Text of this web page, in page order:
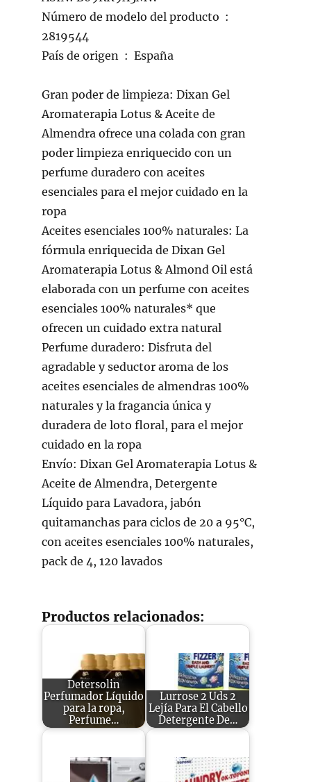
Número de modelo del producto ‏ : ‎
2819544
País de origen ‏ : ‎ España
Gran poder de limpieza: Dixan Gel
Aromaterapia Lotus & Aceite de
Almendra ofrece una colada con gran
poder limpieza enriquecido con un
perfume duradero con aceites
esenciales para el mejor cuidado en la
ropa
Aceites esenciales 100% naturales: La
fórmula enriquecida de Dixan Gel
Aromaterapia Lotus & Almond Oil está
elaborada con un perfume con aceites
esenciales 100% naturales* que
ofrecen un cuidado extra natural
Perfume duradero: Disfruta del
agradable y seductor aroma de los
aceites esenciales de almendras 100%
naturales y la fragancia única y
duradera de loto floral, para el mejor
cuidado en la ropa
Envío: Dixan Gel Aromaterapia Lotus &
Aceite de Almendra, Detergente
Líquido para Lavadora, jabón
quitamanchas para ciclos de 20 a 95°C,
con aceites esenciales 100% naturales,
pack de 4, 120 lavados
Productos relacionados:
Detersolin
Perfumador Líquido
para la ropa,
Perfume…
Lurrose 2 Uds 2
Lejía Para El Cabello
Detergente De…